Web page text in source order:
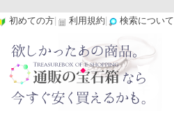
初めての方 利用規約 検索について